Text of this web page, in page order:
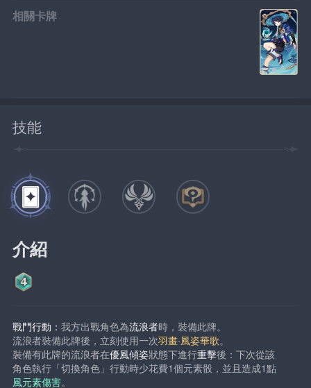
相關卡牌
技能
介紹
戰鬥行動：我方出戰角色為流浪者時，裝備此牌。
流浪者裝備此牌後，立刻使用一次羽畫·風姿華歌。
裝備有此牌的流浪者在優風傾姿狀態下進行重擊後：下次從該
角色執行「切換角色」行動時少花費1個元素骰，並且造成1點
風元素傷害。